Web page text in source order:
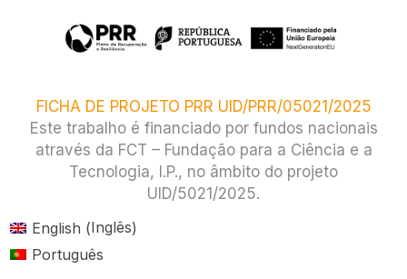
FICHA DE PROJETO PRR UID/PRR/05021/2025
Este trabalho é financiado por fundos nacionais
através da FCT – Fundação para a Ciência e a
Tecnologia, I.P., no âmbito do projeto
UID/5021/2025.​
English (Inglês)
Português